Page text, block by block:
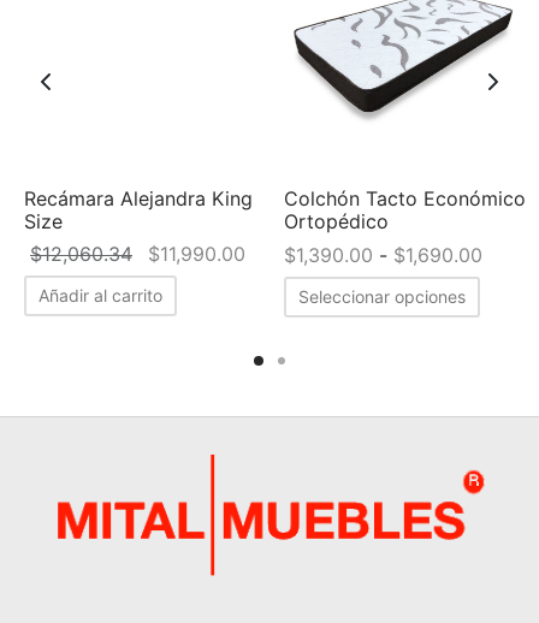
de
Recámara Alejandra King
Size
$12,060.34
El precio
original
era:
$11,990.00
El precio
actual es:
$11,990.00.
Añadir al carrito
Colchón Tacto Económico
Ortopédico
$1,390.00 - $1,690.00
Seleccionar opciones